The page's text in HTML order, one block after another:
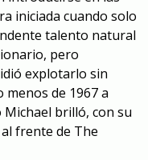
iniciada cuando solo
talento natural
pero
explotarlo sin
menos de 1967 a
Michael brilló, con su
frente de The